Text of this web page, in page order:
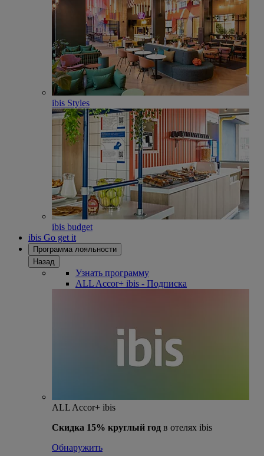
ibis Styles
ibis budget
ibis Go get it
Программа лояльности
Назад
Узнать программу
ALL Accor+ ibis - Подписка
ALL Accor+ ibis
Скидка 15% круглый год в отелях ibis
Обнаружить